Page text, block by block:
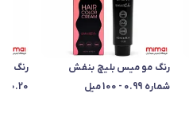
رنگ مو میس بلیچ بنفش
شماره 0.99 - 100 میل
رنگ
0.20 - 100 میل